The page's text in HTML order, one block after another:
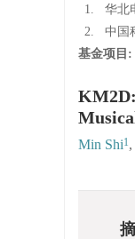
1.
华北
2.
中国
基金项目:
Min Shi1,